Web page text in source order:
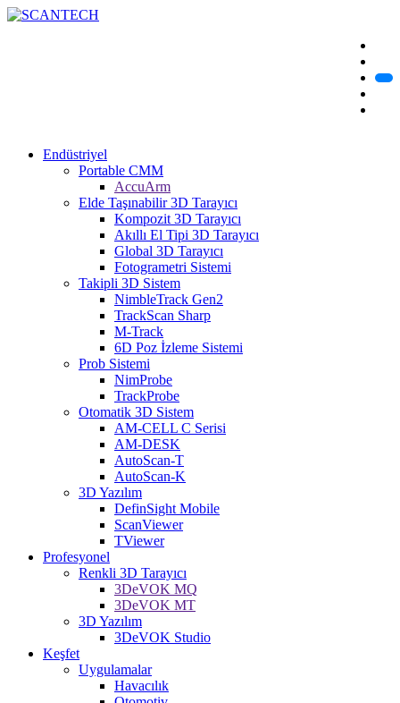
Endüstriyel
Portable CMM
AccuArm
Elde Taşınabilir 3D Tarayıcı
Kompozit 3D Tarayıcı
Akıllı El Tipi 3D Tarayıcı
Global 3D Tarayıcı
Fotogrametri Sistemi
Takipli 3D Sistem
NimbleTrack Gen2
TrackScan Sharp
M-Track
6D Poz İzleme Sistemi
Prob Sistemi
NimProbe
TrackProbe
Otomatik 3D Sistem
AM-CELL C Serisi
AM-DESK
AutoScan-T
AutoScan-K
3D Yazılım
DefinSight Mobile
ScanViewer
TViewer
Profesyonel
Renkli 3D Tarayıcı
3DeVOK MQ
3DeVOK MT
3D Yazılım
3DeVOK Studio
Keşfet
Uygulamalar
Havacılık